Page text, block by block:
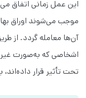
این عمل زمانی اتفاق
موجب می‌شوند اوراق
آن‌ها معامله گردد. از
اشخاصی که به‌صورت
تحت تأثیر قرار